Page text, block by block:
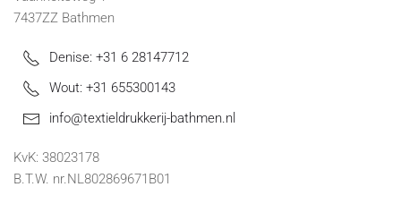
7437ZZ Bathmen
Denise: +31 6 28147712
Wout: +31 655300143
info@textieldrukkerij-bathmen.nl
KvK: 38023178
B.T.W. nr.NL802869671B01